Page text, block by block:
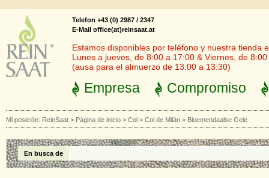
Telefon +43 (0) 2987 / 2347
E-Mail office(at)reinsaat.at
Estamos disponibles por teléfono y nuestra tienda
Lunes a jueves, de 8:00 a 17:00 & Viernes, de
(ausa para el almuerzo de 13:00 a 13:30)
Empresa Compromiso
Mi posición: ReinSaat > Página de inicio > Col > Col de Milán > Bloemendaalse Gele
En busca de